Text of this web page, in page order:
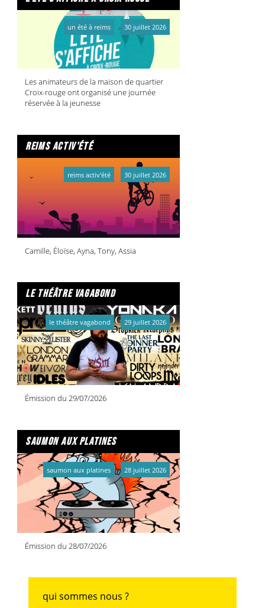
Les animateurs de la maison de quartier
Croix-rouge ont organisé une journée
réservée à la jeunesse
un été à reims 30 juillet 2026
reims activ'été
Camille, Éloïse, Ayna, Tony, Assia
reims activ'été 30 juillet 2026
le théâtre vagabond
Émission du 29/07/2026
le théâtre vagabond 29 juillet 2026
saumon aux platines
Émission du 28/07/2026
saumon aux platines 28 juillet 2026
qui sommes nous ?